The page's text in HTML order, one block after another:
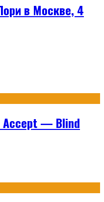
в Москве, 4
Accept — Blind